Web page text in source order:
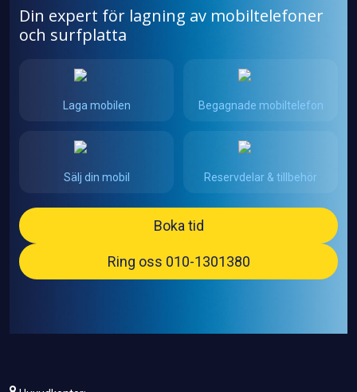
Din expert för lagning av mobiltelefoner
och surfplatta
Laga mobilen Begagnade mobiltelefon
Sälj din mobil Reservdelar & tillbehör
Boka tid
Ring oss 010-1301380